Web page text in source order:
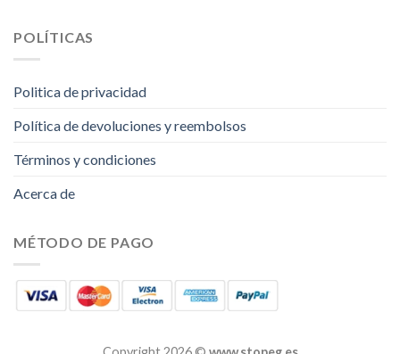
POLÍTICAS
Politica de privacidad
Política de devoluciones y reembolsos
Términos y condiciones
Acerca de
MÉTODO DE PAGO